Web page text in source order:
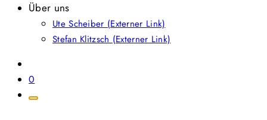
Über uns
Ute Scheiber (Externer Link)
Stefan Klitzsch (Externer Link)
0